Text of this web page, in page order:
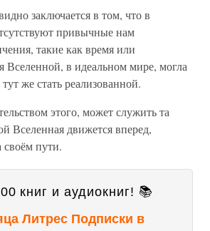
заключается в том, что в
привычные нам
такие как время или
Вселенной, в идеальном мире, могла
же стать реализованной.
этого, может служить та
Вселенная движется вперед,
своём пути.
книг и аудиокниг! 📚
Литрес Подписки в